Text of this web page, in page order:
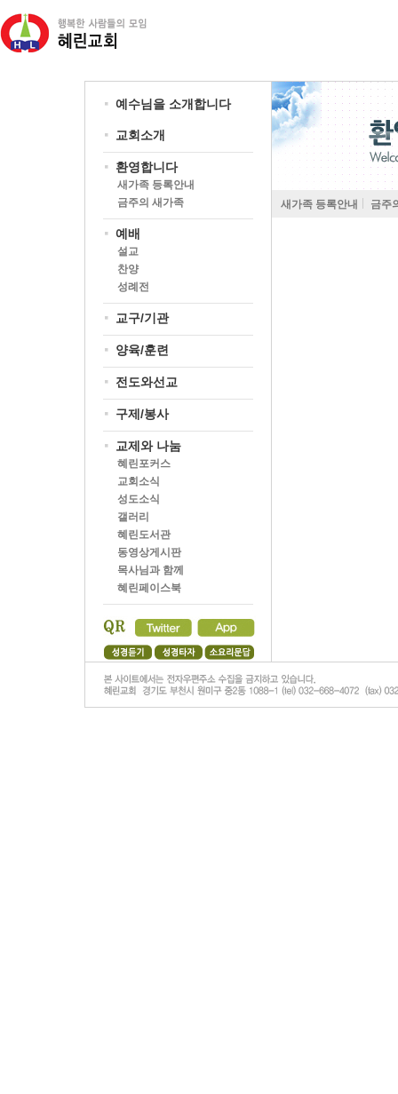
예수님을 소개합니다
교회소개
환영합니다
새가족 등록안내
금주의 새가족
예배
설교
찬양
성례전
교구/기관
양육/훈련
전도와선교
구제/봉사
교제와 나눔
혜린포커스
교회소식
성도소식
갤러리
혜린도서관
동영상게시판
목사님과 함께
혜린페이스북
새가족 등록안내 금주